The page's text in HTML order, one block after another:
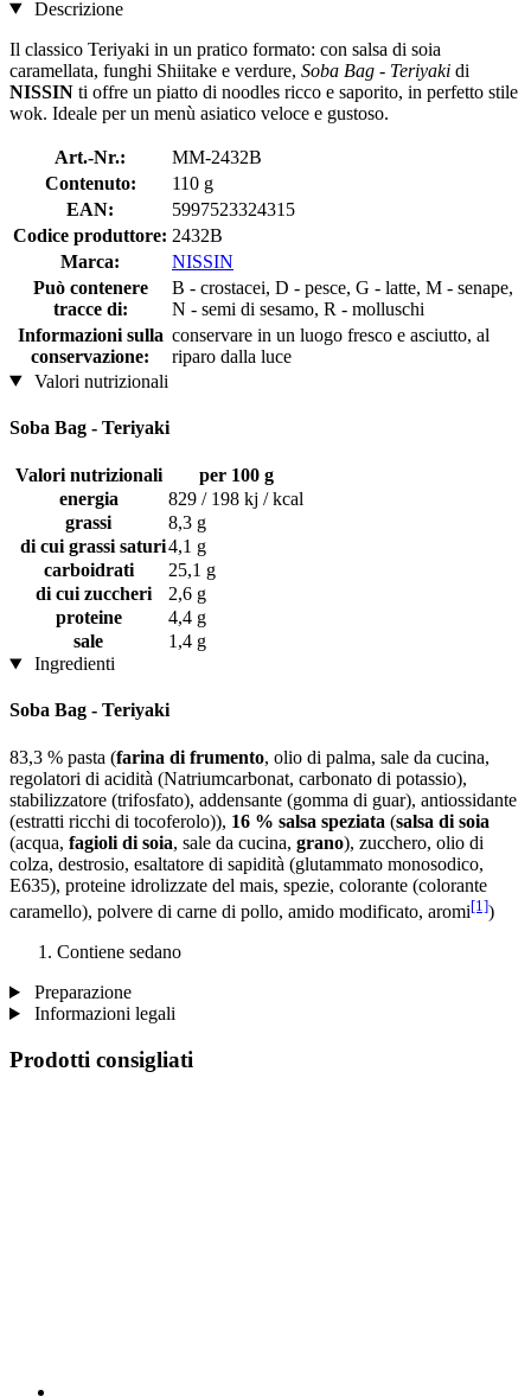
Descrizione
Il classico Teriyaki in un pratico formato: con salsa di soia
caramellata, funghi Shiitake e verdure, Soba Bag - Teriyaki di
NISSIN ti offre un piatto di noodles ricco e saporito, in perfetto stile
wok. Ideale per un menù asiatico veloce e gustoso.
Art.-Nr.:
MM-2432B
Contenuto:
110 g
EAN:
5997523324315
Codice produttore: 2432B
Marca:
NISSIN
Può contenere
tracce di:
B - crostacei, D - pesce, G - latte, M - senape,
N - semi di sesamo, R - molluschi
Informazioni sulla
conservazione:
conservare in un luogo fresco e asciutto, al
riparo dalla luce
Valori nutrizionali
Soba Bag - Teriyaki
Valori nutrizionali
per 100 g
energia
829 / 198 kj / kcal
grassi
8,3 g
di cui grassi saturi4,1 g
carboidrati
25,1 g
di cui zuccheri
2,6 g
proteine
4,4 g
sale
1,4 g
Ingredienti
Soba Bag - Teriyaki
83,3 % pasta (farina di frumento, olio di palma, sale da cucina,
regolatori di acidità (Natriumcarbonat, carbonato di potassio),
stabilizzatore (trifosfato), addensante (gomma di guar), antiossidante
(estratti ricchi di tocoferolo)), 16 % salsa speziata (salsa di soia
(acqua, fagioli di soia, sale da cucina, grano), zucchero, olio di
colza, destrosio, esaltatore di sapidità (glutammato monosodico,
E635), proteine ​​idrolizzate del mais, spezie, colorante (colorante
caramello), polvere di carne di pollo, amido modificato, aromi[1])
Contiene sedano
Preparazione
Informazioni legali
Prodotti consigliati